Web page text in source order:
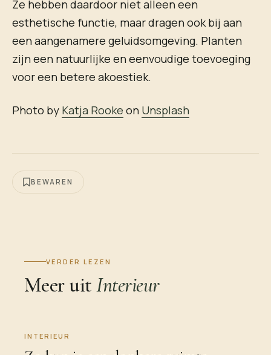
Ze hebben daardoor niet alleen een
esthetische functie, maar dragen ook bij aan
een aangenamere geluidsomgeving. Planten
zijn een natuurlijke en eenvoudige toevoeging
voor een betere akoestiek.
Photo by Katja Rooke on Unsplash
BEWAREN
VERDER LEZEN
Meer uitInterieur
INTERIEUR